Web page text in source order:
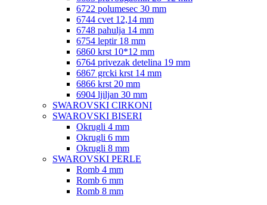
6722 polumesec 30 mm
6744 cvet 12,14 mm
6748 pahulja 14 mm
6754 leptir 18 mm
6860 krst 10*12 mm
6764 privezak detelina 19 mm
6867 grcki krst 14 mm
6866 krst 20 mm
6904 ljiljan 30 mm
SWAROVSKI CIRKONI
SWAROVSKI BISERI
Okrugli 4 mm
Okrugli 6 mm
Okrugli 8 mm
SWAROVSKI PERLE
Romb 4 mm
Romb 6 mm
Romb 8 mm